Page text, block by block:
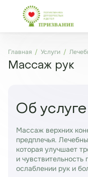
Главная Услуги
Массаж рук
Об услуге
Массаж верхних
предплечья.
которая улучшает
и чувствительность
ослаблении рук и